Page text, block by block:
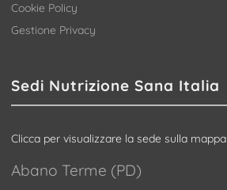
Cookie Policy
Gestione Privacy
Sedi Nutrizione Sana Italia
Clicca per visualizzare la sede sulla mappa
Abano Terme (PD)